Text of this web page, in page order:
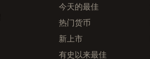
今天的最佳
热门货币
新上市
有史以来最佳